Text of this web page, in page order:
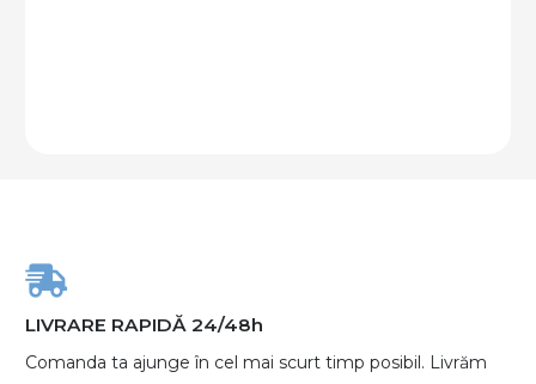
LIVRARE RAPIDĂ 24/48h
Comanda ta ajunge în cel mai scurt timp posibil. Livrăm